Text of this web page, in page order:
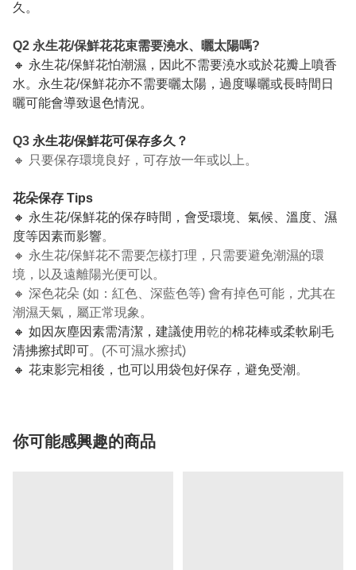
久。
Q2 永生花/保鮮花花束需要澆水、曬太陽嗎?
🔸 永生花/保鮮花怕潮濕，因此不需要澆水或於花瓣上噴香
水。永生花/保鮮花亦不需要曬太陽，過度曝曬或長時間日
曬可能會導致退色情況。
Q3 永生花/保鮮花可保存多久？
🔸 只要保存環境良好，可存放一年或以上。
花朵保存 Tips
🔸 永生花/保鮮花的保存時間，會受環境、氣候、溫度、濕
度等因素而影響。
🔸 永生花/保鮮花不需要怎樣打理，只需要避免潮濕的環
境，以及遠離陽光便可以。
🔸 深色花朵 (如：紅色、深藍色等) 會有掉色可能，尤其在
潮濕天氣，屬正常現象。
🔸 如因灰塵因素需清潔，建議使用乾的棉花棒或柔軟刷毛
清拂擦拭即可。(不可濕水擦拭)
🔸 花束影完相後，也可以用袋包好保存，避免受潮 。
你可能感興趣的商品